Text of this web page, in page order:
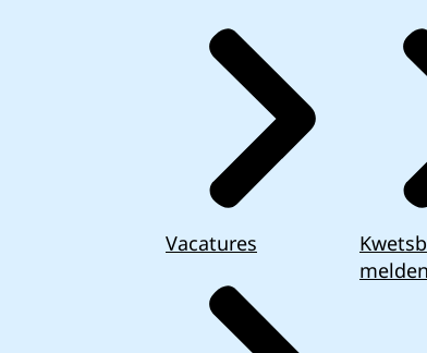
Vacatures